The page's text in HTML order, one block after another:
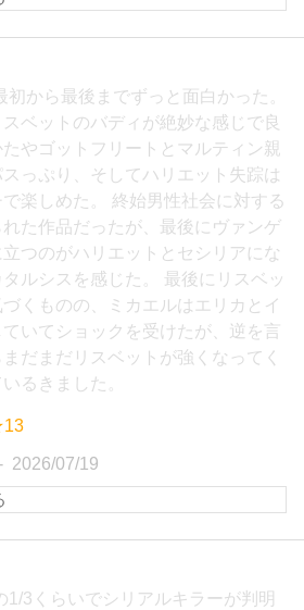
初から最後までずっと面白かった。
スベットのバディが絶妙な感じで良
やゴットフリートとマルティン親
スっぷり、そしてハリエット失踪は
で楽しめた。 終始男性社会に対する
た作品だったが、最後にヴァンゲ
つのがハリエットとセシリアにな
ルシスを感じた。 最後にリスベッ
づくものの、ミカエルはエリカとイ
いてショックを受けたが、逆を言
だまだリスベットが強くなってく
るきました。
2026/07/19
1/3くらいでシリアルキラーが判明